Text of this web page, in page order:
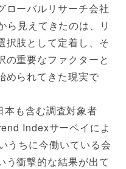
ローバルリサーチ会社
見えてきたのは、リ
択肢として定着し、そ
の重要なファクターと
められてきた現実で
も含む調査対象者
Indexサーベイによ
うちに今働いている会
う衝撃的な結果が出て